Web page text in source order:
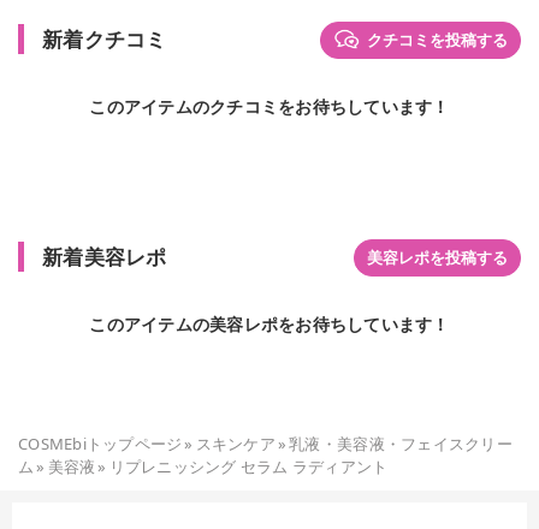
新着クチコミ クチコミを投稿する
このアイテムのクチコミをお待ちしています！
新着美容レポ 美容レポを投稿する
このアイテムの美容レポをお待ちしています！
COSMEbiトップページ» スキンケア»乳液・美容液・フェイスクリー
ム» 美容液» リプレニッシング セラム ラディアント